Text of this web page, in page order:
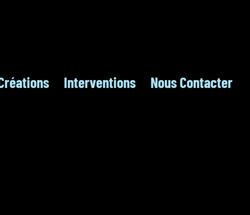
Interventions Nous Contacter